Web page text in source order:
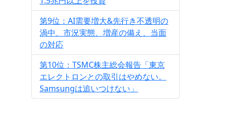
第9位：AI需要増大&先行き不透明の
渦中、市況実態、増産の備え、当面
の対応
第10位：TSMC株主総会報告「東京
エレクトロンとの取引はやめない。
Samsungは追いつけない」